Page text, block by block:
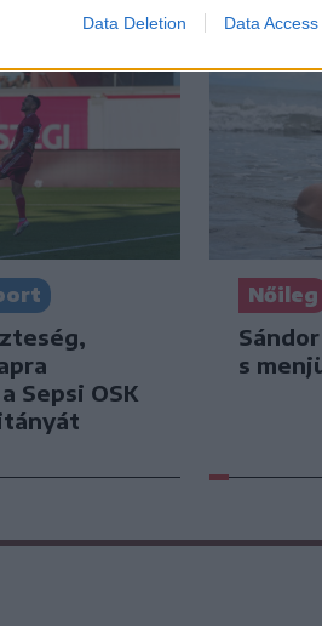
Data Deletion Data Access
Sepsi OSK
Nőileg
s